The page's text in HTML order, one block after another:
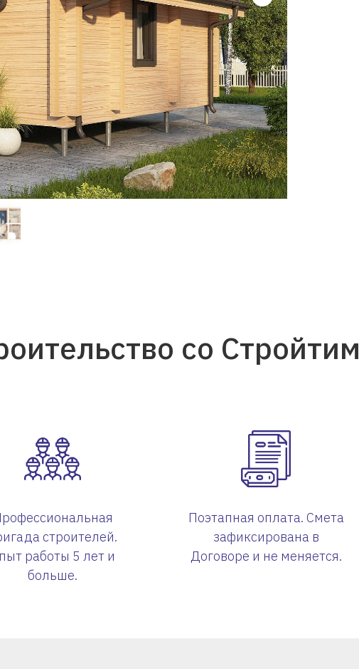
со Стройтим
строителей.
работы 5 лет и
больше.
Поэтапная оплата. Смета
зафиксирована в
Договоре и не меняется.